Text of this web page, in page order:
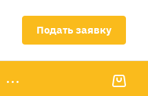
Подать заявку